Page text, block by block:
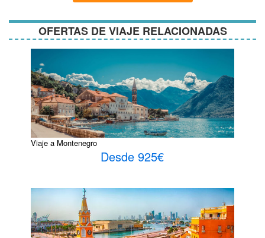
OFERTAS DE VIAJE RELACIONADAS
Viaje a Montenegro
Desde 925€